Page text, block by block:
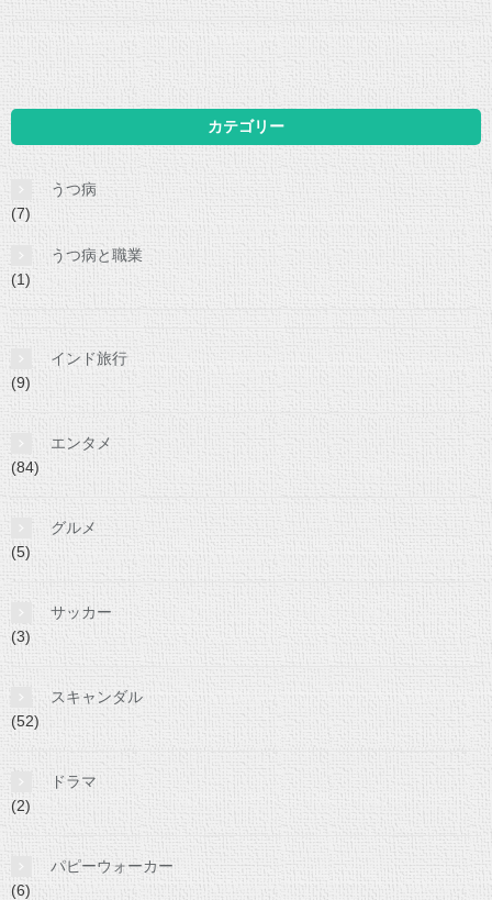
カテゴリー
うつ病
(7)
うつ病と職業
(1)
インド旅行
(9)
エンタメ
(84)
グルメ
(5)
サッカー
(3)
スキャンダル
(52)
ドラマ
(2)
パピーウォーカー
(6)